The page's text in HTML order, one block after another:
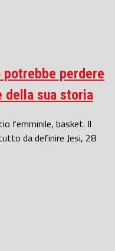
perdere
della sua storia
femminile, basket. Il
da definire Jesi, 28